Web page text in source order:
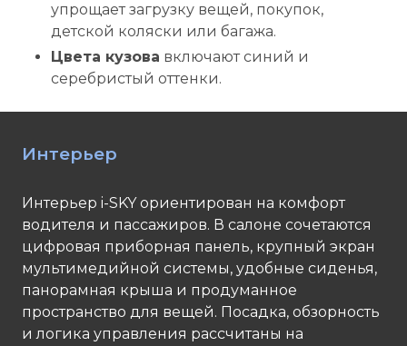
упрощает загрузку вещей, покупок,
детской коляски или багажа.
Цвета кузова включают синий и
серебристый оттенки.
Интерьер
Интерьер i-SKY ориентирован на комфорт
водителя и пассажиров. В салоне сочетаются
цифровая приборная панель, крупный экран
мультимедийной системы, удобные сиденья,
панорамная крыша и продуманное
пространство для вещей. Посадка, обзорность
и логика управления рассчитаны на